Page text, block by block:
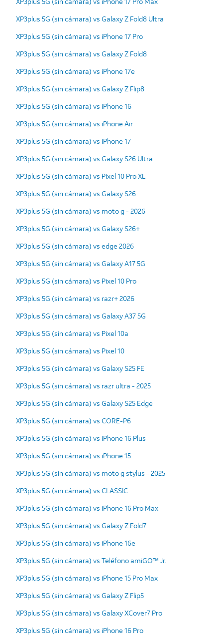
XP3plus 5G (sin cámara) vs Galaxy Z Fold8 Ultra
XP3plus 5G (sin cámara) vs iPhone 17 Pro
XP3plus 5G (sin cámara) vs Galaxy Z Fold8
XP3plus 5G (sin cámara) vs iPhone 17e
XP3plus 5G (sin cámara) vs Galaxy Z Flip8
XP3plus 5G (sin cámara) vs iPhone 16
XP3plus 5G (sin cámara) vs iPhone Air
XP3plus 5G (sin cámara) vs iPhone 17
XP3plus 5G (sin cámara) vs Galaxy S26 Ultra
XP3plus 5G (sin cámara) vs Pixel 10 Pro XL
XP3plus 5G (sin cámara) vs Galaxy S26
XP3plus 5G (sin cámara) vs moto g - 2026
XP3plus 5G (sin cámara) vs Galaxy S26+
XP3plus 5G (sin cámara) vs edge 2026
XP3plus 5G (sin cámara) vs Galaxy A17 5G
XP3plus 5G (sin cámara) vs Pixel 10 Pro
XP3plus 5G (sin cámara) vs razr+ 2026
XP3plus 5G (sin cámara) vs Galaxy A37 5G
XP3plus 5G (sin cámara) vs Pixel 10a
XP3plus 5G (sin cámara) vs Pixel 10
XP3plus 5G (sin cámara) vs Galaxy S25 FE
XP3plus 5G (sin cámara) vs razr ultra - 2025
XP3plus 5G (sin cámara) vs Galaxy S25 Edge
XP3plus 5G (sin cámara) vs CORE-P6
XP3plus 5G (sin cámara) vs iPhone 16 Plus
XP3plus 5G (sin cámara) vs iPhone 15
XP3plus 5G (sin cámara) vs moto g stylus - 2025
XP3plus 5G (sin cámara) vs CLASSIC
XP3plus 5G (sin cámara) vs iPhone 16 Pro Max
XP3plus 5G (sin cámara) vs Galaxy Z Fold7
XP3plus 5G (sin cámara) vs iPhone 16e
XP3plus 5G (sin cámara) vs Teléfono amiGO™ Jr.
XP3plus 5G (sin cámara) vs iPhone 15 Pro Max
XP3plus 5G (sin cámara) vs Galaxy Z Flip5
XP3plus 5G (sin cámara) vs Galaxy XCover7 Pro
XP3plus 5G (sin cámara) vs iPhone 16 Pro